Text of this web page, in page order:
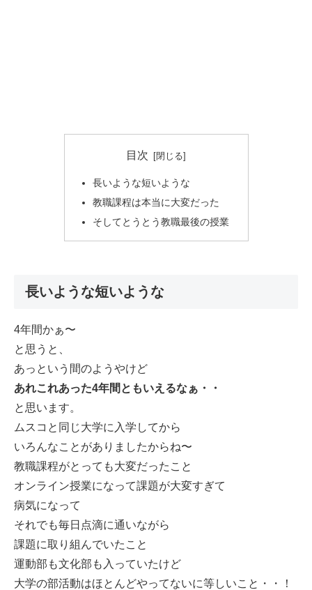
目次
長いような短いような
教職課程は本当に大変だった
そしてとうとう教職最後の授業
長いような短いような
4年間かぁ〜
と思うと、
あっという間のようやけど
あれこれあった4年間ともいえるなぁ・・
と思います。
ムスコと同じ大学に入学してから
いろんなことがありましたからね〜
教職課程がとっても大変だったこと
オンライン授業になって課題が大変すぎて
病気になって
それでも毎日点滴に通いながら
課題に取り組んでいたこと
運動部も文化部も入っていたけど
大学の部活動はほとんどやってないに等しいこと・・！